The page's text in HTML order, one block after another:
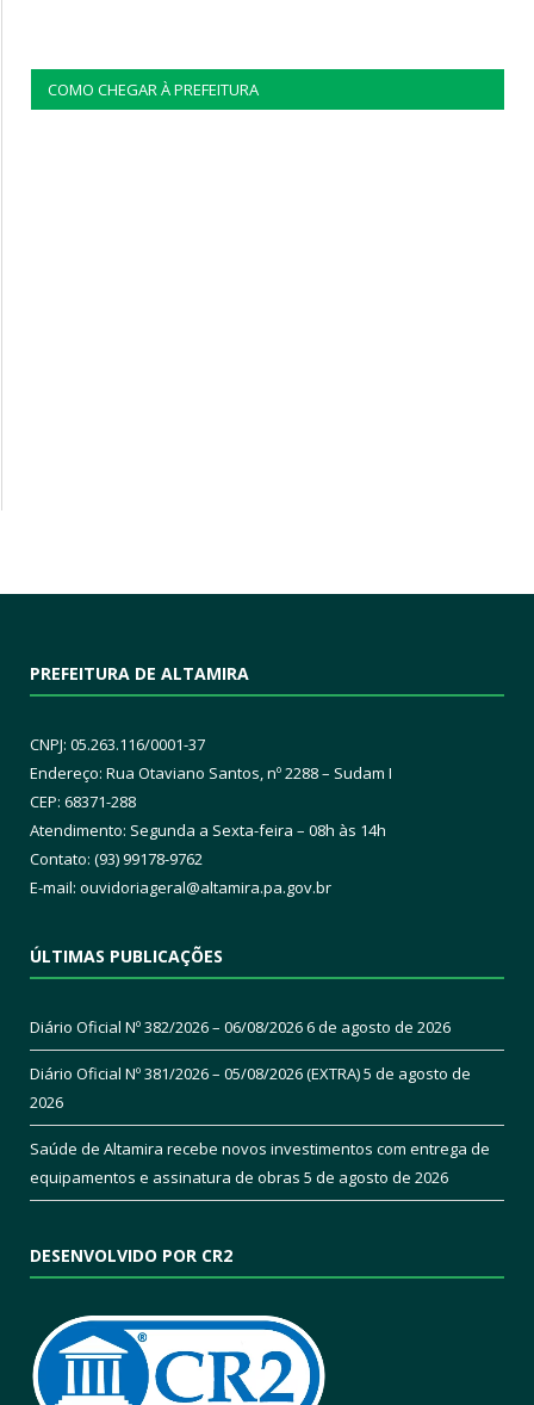
COMO CHEGAR À PREFEITURA
PREFEITURA DE ALTAMIRA
CNPJ: 05.263.116/0001-37
Endereço: Rua Otaviano Santos, nº 2288 – Sudam I
CEP: 68371-288
Atendimento: Segunda a Sexta-feira – 08h às 14h
Contato: (93) 99178-9762
E-mail: ouvidoriageral@altamira.pa.gov.br
ÚLTIMAS PUBLICAÇÕES
Diário Oficial Nº 382/2026 – 06/08/20266 de agosto de 2026
Diário Oficial Nº 381/2026 – 05/08/2026 (EXTRA)5 de agosto de
2026
Saúde de Altamira recebe novos investimentos com entrega de
equipamentos e assinatura de obras 5 de agosto de 2026
DESENVOLVIDO POR CR2